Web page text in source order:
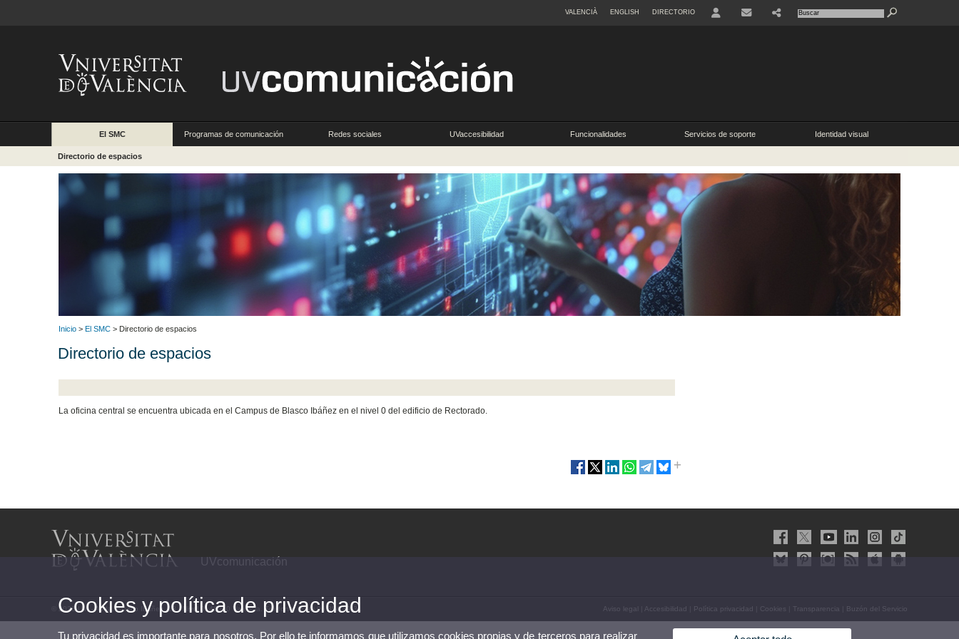
VALENCIÀ ENGLISH DIRECTORIO
El SMC Programas de comunicación Redes sociales UVaccesibilidad Funcionalidades Servicios de soporte Identidad visual
Directorio de espacios
Inicio > El SMC > Directorio de espacios
Directorio de espacios
La oficina central se encuentra ubicada en el Campus de Blasco Ibáñez en el nivel 0 del edificio de Rectorado.
UVcomunicación
© 2026 UV. - Avda. Blasco Ibáñez, 13 - Nivel 0. 46010 València. Teléfono: (+34) 96 354 39 31 Aviso legal Accesibilidad Política privacidad Cookies Transparencia Buzón del Servicio
Cookies y política de privacidad
Tu privacidad es importante para nosotros. Por ello te informamos que utilizamos cookies propias y de terceros para realizar